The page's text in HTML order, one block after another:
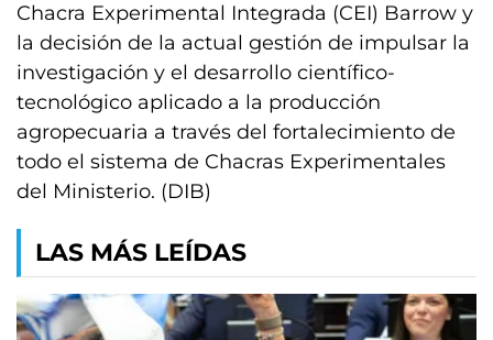
Chacra Experimental Integrada (CEI) Barrow y
la decisión de la actual gestión de impulsar la
investigación y el desarrollo científico-
tecnológico aplicado a la producción
agropecuaria a través del fortalecimiento de
todo el sistema de Chacras Experimentales
del Ministerio. (DIB)
LAS MÁS LEÍDAS